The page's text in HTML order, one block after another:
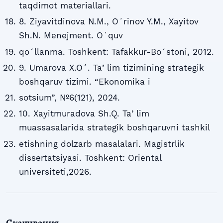
taqdimot materiallari.
8. Ziyavitdinova N.M., Oʻrinov Y.M., Xayitov
Sh.N. Menejment. Oʻquv
qoʻllanma. Toshkent: Tafakkur-Boʻstoni, 2012.
9. Umarova X.Oʻ. Taʼlim tizimining strategik
boshqaruv tizimi. “Ekonomika i
sotsium”, №6(121), 2024.
10. Xayitmuradova Sh.Q. Taʼlim
muassasalarida strategik boshqaruvni tashkil
etishning dolzarb masalalari. Magistrlik
dissertatsiyasi. Toshkent: Oriental
universiteti,2026.